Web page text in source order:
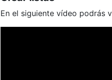
En el siguiente vídeo podrás